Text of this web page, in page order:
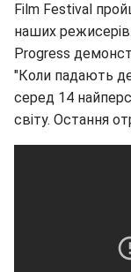
Film Festival
наших
Progress
"Коли падають
серед 14
світу. Остання